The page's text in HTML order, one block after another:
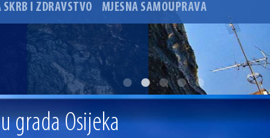
SKRB I ZDRAVSTVO MJESNA SAMOUPRAVA
glavnog osječkog Trga Ante Starčevića
grada Osijeka